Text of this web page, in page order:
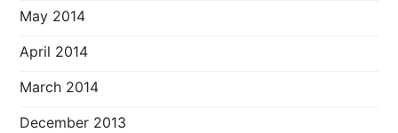
May 2014
April 2014
March 2014
December 2013